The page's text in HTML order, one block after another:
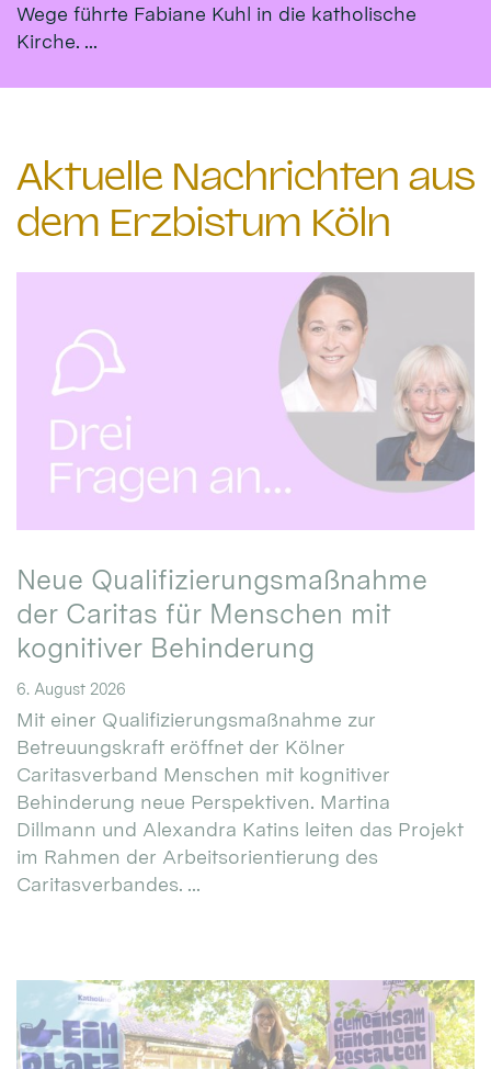
Wege führte Fabiane Kuhl in die katholische
Kirche. ...
Aktuelle Nachrichten aus
dem Erzbistum Köln
Neue Qualifizierungsmaßnahme
der Caritas für Menschen mit
kognitiver Behinderung
6. August 2026
Mit einer Qualifizierungsmaßnahme zur
Betreuungskraft eröffnet der Kölner
Caritasverband Menschen mit kognitiver
Behinderung neue Perspektiven. Martina
Dillmann und Alexandra Katins leiten das Projekt
im Rahmen der Arbeitsorientierung des
Caritasverbandes. ...